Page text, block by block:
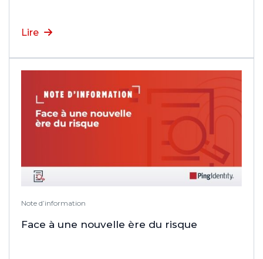
Lire
Note d’information
Face à une nouvelle ère du risque